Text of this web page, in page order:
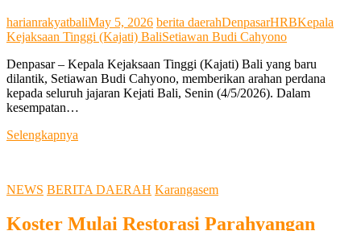
harianrakyatbaliMay 5, 2026 berita daerahDenpasarHRBKepala
Kejaksaan Tinggi (Kajati) BaliSetiawan Budi Cahyono
Denpasar – Kepala Kejaksaan Tinggi (Kajati) Bali yang baru
dilantik, Setiawan Budi Cahyono, memberikan arahan perdana
kepada seluruh jajaran Kejati Bali, Senin (4/5/2026). Dalam
kesempatan…
Selengkapnya
Setiawan
Cahyono
NEWS BERITA DAERAH Karangasem
Koster Mulai Restorasi Parahyangan